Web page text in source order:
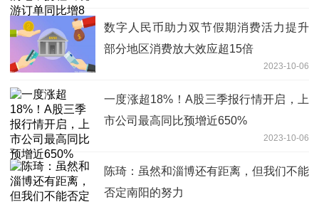
数字人民币助力双节假期消费活力提升
部分地区消费放大效应超15倍
2023-10-06
一度涨超18%！A股三季报行情开启，上
市公司最高同比预增近650%
2023-10-06
陈琦：虽然和淄博还有距离，但我们不能
否定南阳的努力